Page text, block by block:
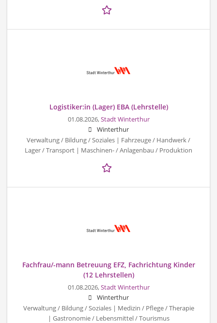
Logistiker:in (Lager) EBA (Lehrstelle)
01.08.2026,Stadt Winterthur
Winterthur
Verwaltung / Bildung / Soziales | Fahrzeuge / Handwerk /
Lager / Transport | Maschinen- / Anlagenbau / Produktion
Fachfrau/-mann Betreuung EFZ, Fachrichtung Kinder
(12 Lehrstellen)
01.08.2026,Stadt Winterthur
Winterthur
Verwaltung / Bildung / Soziales | Medizin / Pflege / Therapie
| Gastronomie / Lebensmittel / Tourismus